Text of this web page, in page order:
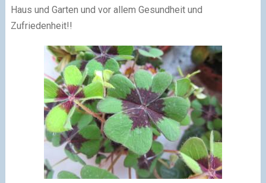
Haus und Garten und vor allem Gesundheit und
Zufriedenheit!!